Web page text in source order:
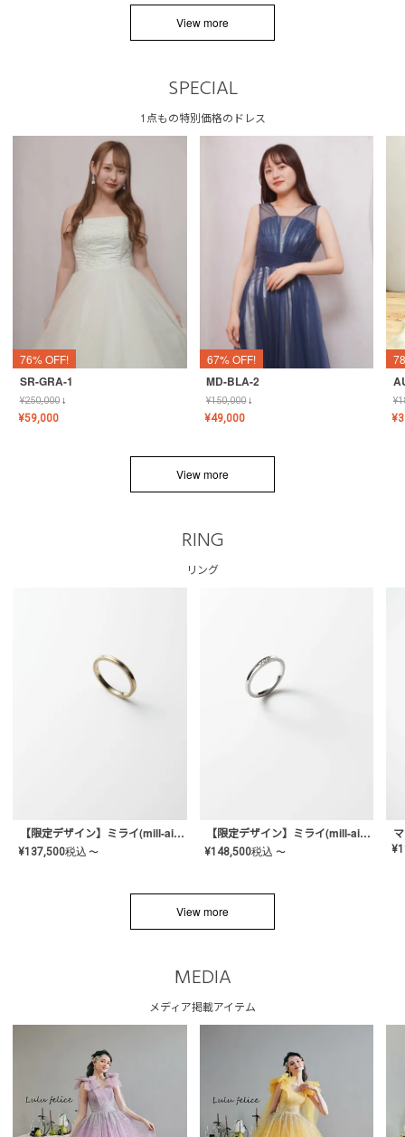
View more
SPECIAL
1点もの特別価格のドレス
76% OFF!
SR-GRA-1
¥250,000↓
¥59,000
67% OFF!
MD-BLA-2
¥150,000↓
¥49,000
¥
¥
View more
RING
リング
【限定デザイン】ミライ(mill-ai)リング
¥137,500税込 〜
【限定デザイン】ミライ(mill-ai)リング
¥148,500税込 〜 ¥
View more
MEDIA
メディア掲載アイテム